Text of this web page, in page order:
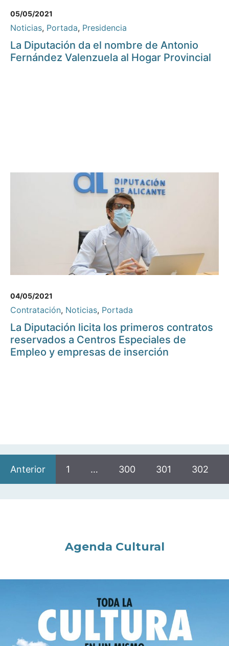
05/05/2021
Noticias, Portada, Presidencia
La Diputación da el nombre de Antonio
Fernández Valenzuela al Hogar Provincial
04/05/2021
Contratación, Noticias, Portada
La Diputación licita los primeros contratos
reservados a Centros Especiales de
Empleo y empresas de inserción
Anterior 1 … 300 301 302
Agenda Cultural